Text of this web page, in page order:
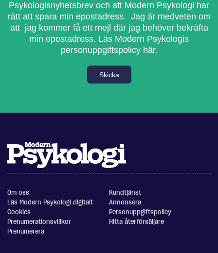
Psykologisnyhetsbrev och att Modern Psykologi har
rätt att spara min epostadress. Jag är medveten om
att jag kommer få ett mejl där jag behöver bekräfta
min epostadress. Läs Modern Psykologis
personuppgiftspolicy här.
Skicka
Om oss
Kundtjänst
Läs Modern Psykologi digitalt
Annonsera
Cookies
Personuppgiftspolicy
Prenumerationsvillkor
Hitta återförsäljare
Prenumerera